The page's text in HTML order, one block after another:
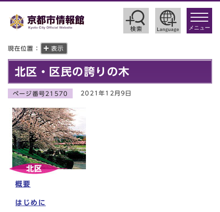
toggle
メニュー
現在位置： 表示
北区・区民の誇りの木
ページ番号21570 2021年12月9日
概要
はじめに